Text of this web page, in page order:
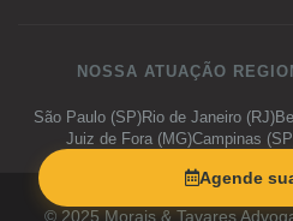
Agende
NOSSA ATUAÇÃO
São Paulo (SP)Rio de Janeiro (RJ)
Juiz de Fora (MG)Campinas
© 2025 Morais & Tavares